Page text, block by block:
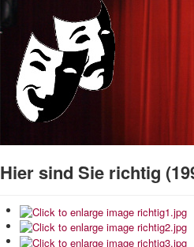
Hier sind Sie richtig